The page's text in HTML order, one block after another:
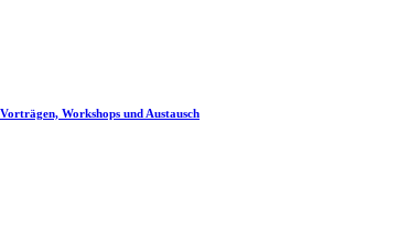
Workshops und Austausch